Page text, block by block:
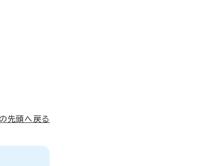
先頭へ戻る